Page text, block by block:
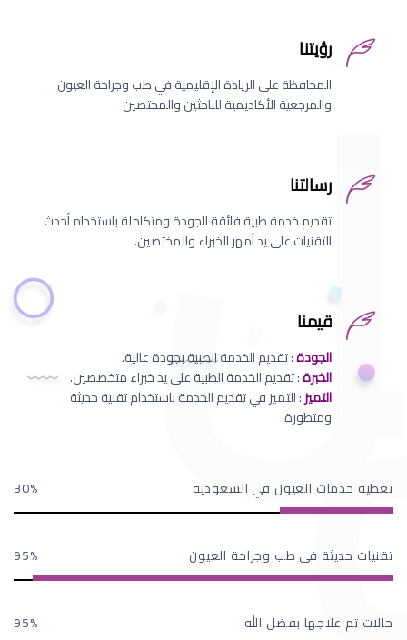
رؤيتنا
المحافظة على الريادة الإقليمية في طب وجراحة العيون
والمرجعية الأكاديمية للباحثين والمختصين
رسالتنا
تقديم خدمة طبية فائقة الجودة ومتكاملة باستخدام أحدث
التقنيات على يد أمهر الخبراء والمختصين.
قيمنا
الجودة: تقديم الخدمة الطبية بجودة عالية.
الخبرة: تقديم الخدمة الطبية على يد خبراء متخصصين.
التميز: التميز في تقديم الخدمة باستخدام تقنية حديثة
ومتطورة.
تغطية خدمات العيون في السعودية 30
تقنيات حديثة في طب وجراحة العيون 95
حالات تم علاجها بفضل الله 95